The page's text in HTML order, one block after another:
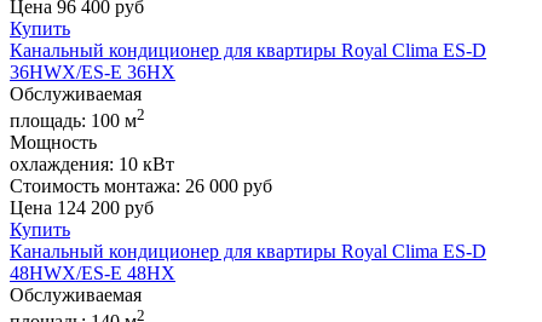
Цена 96 400 руб
Купить
Канальный кондиционер для квартиры Royal Clima ES-D
36HWX/ES-E 36HX
Обслуживаемая
площадь: 100 м2
Мощность
охлаждения: 10 кВт
Стоимость монтажа: 26 000 руб
Цена 124 200 руб
Купить
Канальный кондиционер для квартиры Royal Clima ES-D
48HWX/ES-E 48HX
Обслуживаемая
2